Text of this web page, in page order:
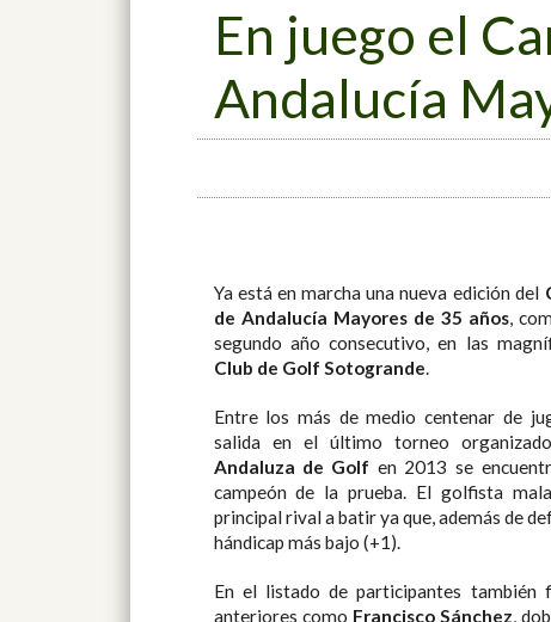
En juego el
Andalucía
Ya está en marcha una nueva edición del
de Andalucía Mayores de 35 años,
segundo año consecutivo, en las
Club de Golf Sotogrande.
Entre los más de medio centenar de
salida en el último torneo
Andaluza de Golf en 2013 se
campeón de la prueba. El golfista
principal rival a batir ya que, además de
hándicap más bajo (+1).
En el listado de participantes también
anteriores como Francisco Sánchez,